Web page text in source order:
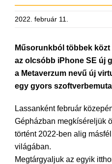
2022. február 11.
Műsorunkból többek
az olcsóbb iPhone SE új
a Metaverzum nevű új
egy gyors
Lassanként február
Gépházban megkíséreljük
történt 2022-ben alig
világában.
Megtárgyaljuk az egyik